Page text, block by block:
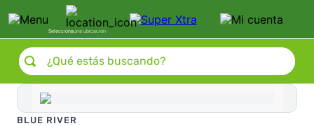
Seleccionauna ubicación
¿Qué estás buscando?
BLUE RIVER